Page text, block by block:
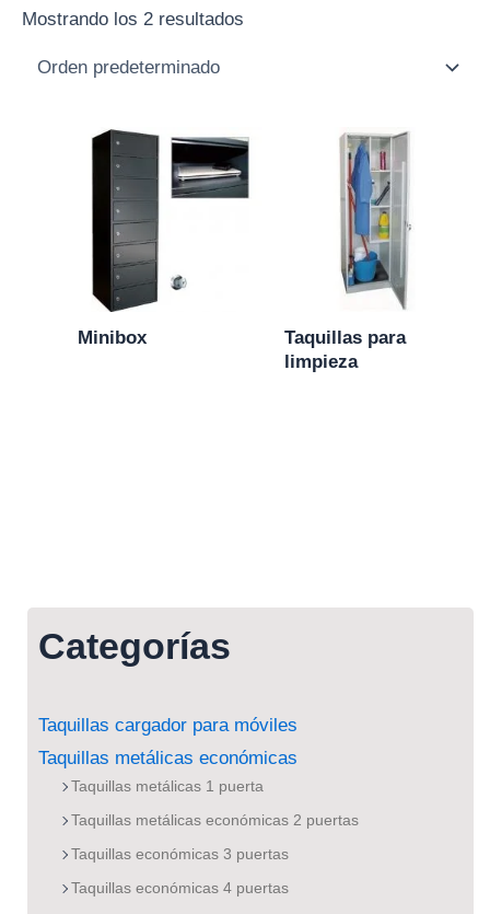
Categorías
Taquillas cargador para móviles
Taquillas metálicas económicas
Taquillas metálicas 1 puerta
Taquillas metálicas económicas 2 puertas
Taquillas económicas 3 puertas
Taquillas económicas 4 puertas
Mostrando los 2 resultados
Minibox
Taquillas para
limpieza